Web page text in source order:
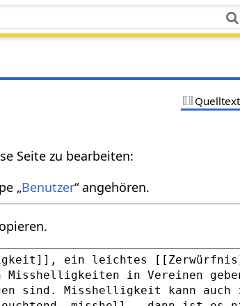
Seite zu bearbeiten:
„Benutzer“ angehören.